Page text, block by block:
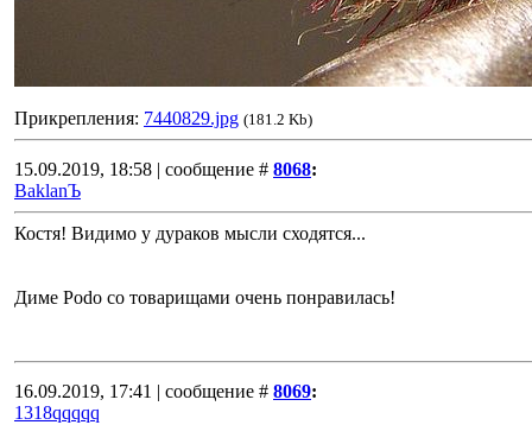
Прикрепления: 7440829.jpg (181.2 Kb)
15.09.2019, 18:58 | сообщение # 8068:
BaklanЪ
Костя! Видимо у дураков мысли сходятся...
Диме Podo со товарищами очень понравилась!
16.09.2019, 17:41 | сообщение # 8069:
1318qqqqq